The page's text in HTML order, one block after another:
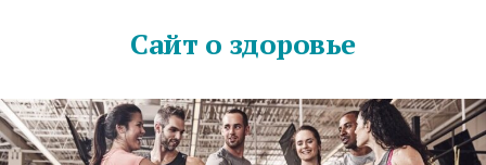
Сайт о здоровье